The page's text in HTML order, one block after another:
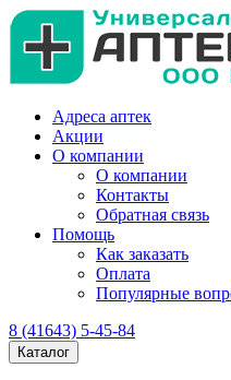
Адреса аптек
Акции
О компании
О компании
Контакты
Обратная связь
Помощь
Как заказать
Оплата
Популярные
8 (41643) 5-45-84
Каталог